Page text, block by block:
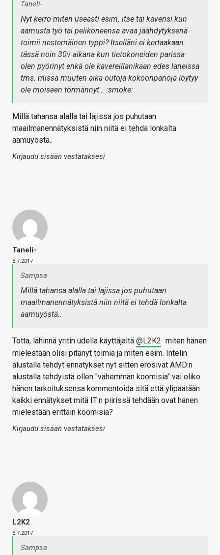
Taneli-
Nyt kerro miten useasti esim. itse tai kaverisi kun
aamusta työ tai pelikoneensa avaa jäähdytyksenä
toimii nestemäinen typpi? Itselläni ei kertaakaan
tässä noin 30v aikana kun tietokoneiden parissa
olen pyörinyt enkä ole kavereillanikaan edes laneissa
tms. missä muuten aika outoja kokoonpanoja löytyy
ole moiseen törmännyt… :smoke:
Millä tahansa alalla tai lajissa jos puhutaan
maailmanennätyksistä niin niitä ei tehdä lonkalta
aamuyöstä..
Kirjaudu sisään vastataksesi
Taneli-
5.7.2017
Sampsa
Millä tahansa alalla tai lajissa jos puhutaan
maailmanennätyksistä niin niitä ei tehdä lonkalta
aamuyöstä..
Totta, lähinnä yritin udella käyttäjältä @L2K2 miten hänen
mielestään olisi pitänyt toimia ja miten esim. Intelin
alustalla tehdyt ennätykset nyt sitten erosivat AMD:n
alustalla tehdyistä ollen "vähemmän koomisia" vai oliko
hänen tarkoituksensa kommentoida sitä että ylipäätään
kaikki ennätykset mitä IT:n piirissä tehdään ovat hänen
mielestään erittäin koomisia?
Kirjaudu sisään vastataksesi
L2K2
5.7.2017
Sampsa